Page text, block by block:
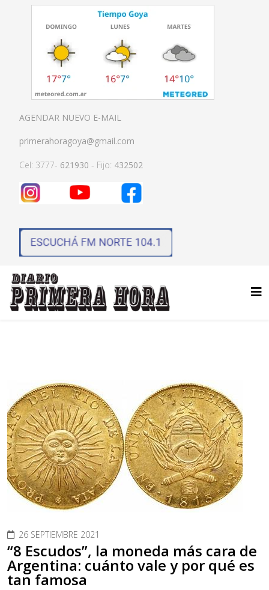
AGENDAR NUEVO E-MAIL
primerahoragoya@gmail.com
Cel: 3777- 621930 - Fijo: 432502
26 SEPTIEMBRE 2021
“8 Escudos”, la moneda más cara de
Argentina: cuánto vale y por qué es
tan famosa